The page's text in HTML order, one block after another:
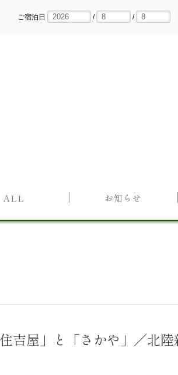
ご宿泊日 / /
ALL お知らせ
吉屋」と「さかや」／北